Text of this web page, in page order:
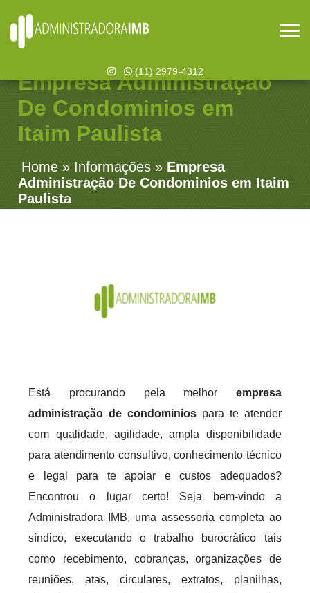
(11) 2979-4312
Empresa Administração
De Condominios em
Itaim Paulista
Home » Informações » Empresa
Administração De Condominios em Itaim
Paulista
Está procurando pela melhor empresa
administração de condominios para te atender
com qualidade, agilidade, ampla disponibilidade
para atendimento consultivo, conhecimento técnico
e legal para te apoiar e custos adequados?
Encontrou o lugar certo! Seja bem-vindo a
Administradora IMB, uma assessoria completa ao
síndico, executando o trabalho burocrático tais
como recebimento, cobranças, organizações de
reuniões, atas, circulares, extratos, planilhas,